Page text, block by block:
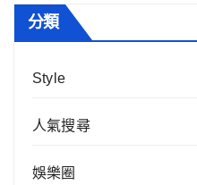
分類
Style
人氣搜尋
娛樂圈